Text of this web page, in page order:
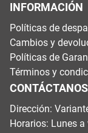
INFORMACIÓN
Políticas de
Cambios y
Políticas de
Términos y
CONTÁCTANOS
Dirección:
Horarios: Lunes